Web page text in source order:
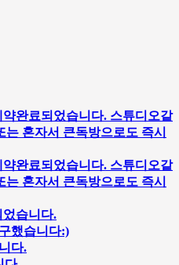
약완료되었습니다. 스튜디오같
혼자서 큰독방으로도 즉시
약완료되었습니다. 스튜디오같
혼자서 큰독방으로도 즉시
습니다.
했습니다:)
다.